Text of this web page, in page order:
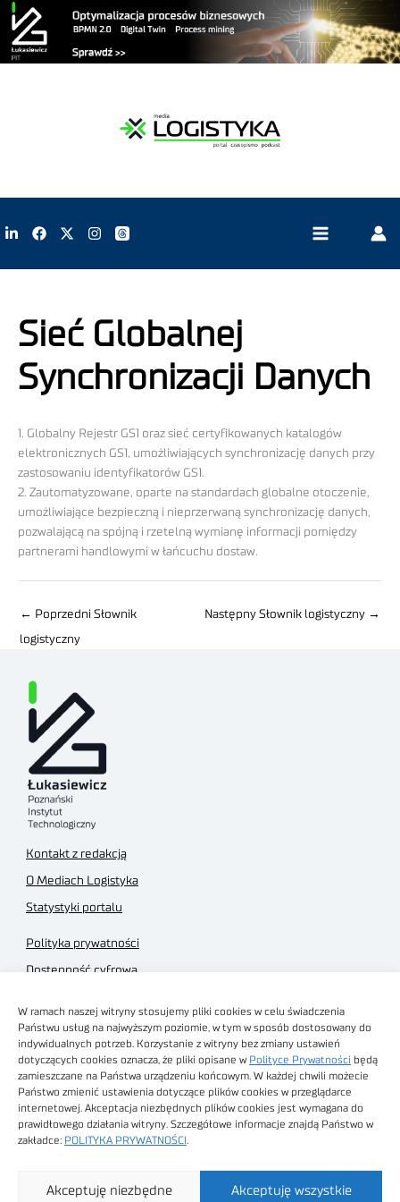
W ramach naszej witryny stosujemy pliki cookies w celu świadczenia
Państwu usług na najwyższym poziomie, w tym w sposób dostosowany do
indywidualnych potrzeb. Korzystanie z witryny bez zmiany ustawień
dotyczących cookies oznacza, że pliki opisane w Polityce Prywatności będą
zamieszczane na Państwa urządzeniu końcowym. W każdej chwili możecie
Państwo zmienić ustawienia dotyczące plików cookies w przeglądarce
internetowej. Akceptacja niezbędnych plików cookies jest wymagana do
prawidłowego działania witryny. Szczegółowe informacje znajdą Państwo w
zakładce: POLITYKA PRYWATNOŚCI
Akceptuję wszystkie
Akceptuję niezbędne
Sieć Globalnej
Synchronizacji Danych
1. Globalny Rejestr GS1 oraz sieć certyfikowanych katalogów
elektronicznych GS1, umożliwiających synchronizację danych przy
zastosowaniu identyfikatorów GS1.
2. Zautomatyzowane, oparte na standardach globalne otoczenie,
umożliwiające bezpiecz­ną i nieprzerwaną synchronizację danych,
pozwalającą na spójną i rzetelną wymianę informacji pomiędzy
partnerami handlowymi w łańcuchu dostaw.
← Poprzedni Słownik
logistyczny
Następny Słownik logistyczny →
Kontakt z redakcją
O Mediach Logistyka
Statystyki portalu
Polityka prywatności
Dostępność cyfrowa
Regulamin sklepu
Obrazy stockowe
autorstwa
Technologiczny